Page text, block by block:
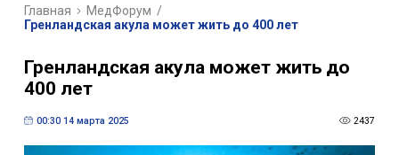
Главная МедФорум /
Гренландская акула может жить до 400 лет
Гренландская акула может жить до
400 лет
00:30 14 марта 2025 2437